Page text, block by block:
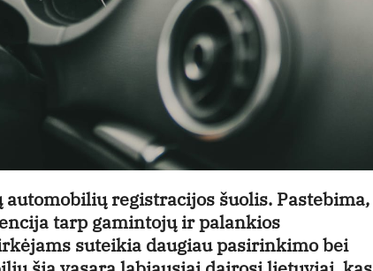
registracijos šuolis. Pastebima,
tarp gamintojų ir palankios
suteikia daugiau pasirinkimo bei